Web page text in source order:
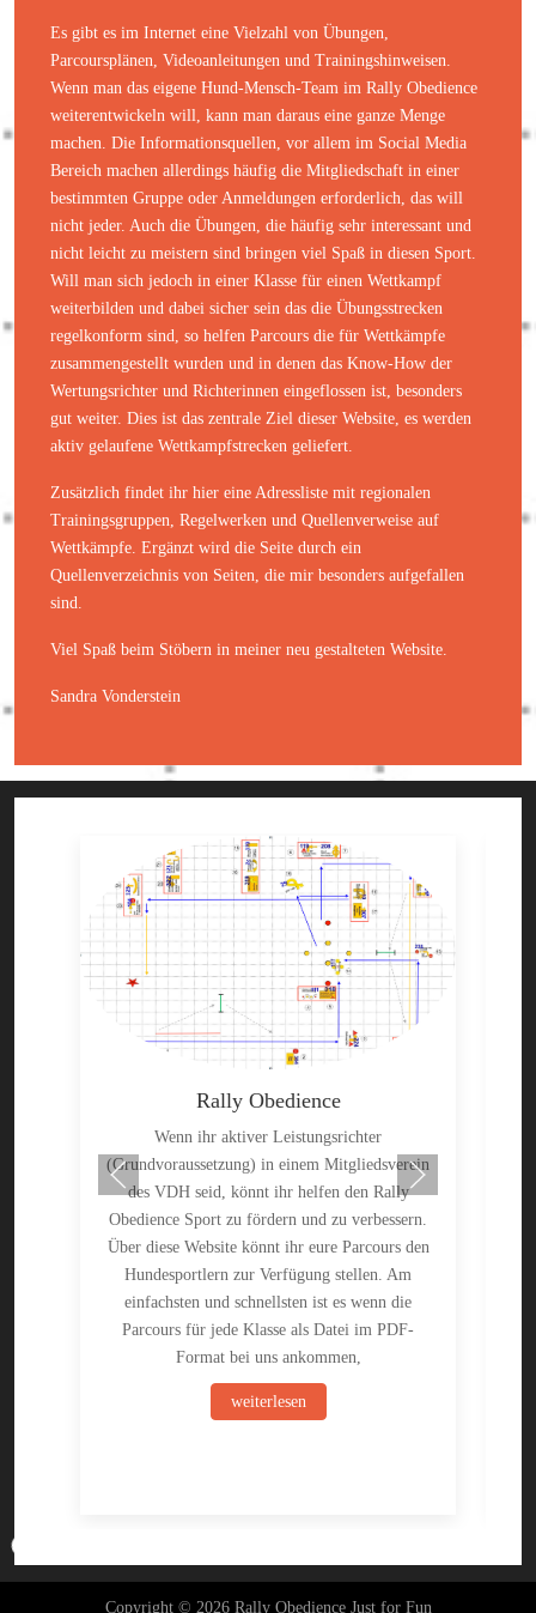
Es gibt es im Internet eine Vielzahl von Übungen,
Parcoursplänen, Videoanleitungen und Trainingshinweisen.
Wenn man das eigene Hund-Mensch-Team im Rally Obedience
weiterentwickeln will, kann man daraus eine ganze Menge
machen. Die Informationsquellen, vor allem im Social Media
Bereich machen allerdings häufig die Mitgliedschaft in einer
bestimmten Gruppe oder Anmeldungen erforderlich, das will
nicht jeder. Auch die Übungen, die häufig sehr interessant und
nicht leicht zu meistern sind bringen viel Spaß in diesen Sport.
Will man sich jedoch in einer Klasse für einen Wettkampf
weiterbilden und dabei sicher sein das die Übungsstrecken
regelkonform sind, so helfen Parcours die für Wettkämpfe
zusammengestellt wurden und in denen das Know-How der
Wertungsrichter und Richterinnen eingeflossen ist, besonders
gut weiter. Dies ist das zentrale Ziel dieser Website, es werden
aktiv gelaufene Wettkampfstrecken geliefert.
Zusätzlich findet ihr hier eine Adressliste mit regionalen
Trainingsgruppen, Regelwerken und Quellenverweise auf
Wettkämpfe. Ergänzt wird die Seite durch ein
Quellenverzeichnis von Seiten, die mir besonders aufgefallen
sind.
Viel Spaß beim Stöbern in meiner neu gestalteten Website.
Sandra Vonderstein
Rally Obedience
Wenn ihr aktiver Leistungsrichter
(Grundvoraussetzung) in einem Mitgliedsverein
des VDH seid, könnt ihr helfen den Rally
Obedience Sport zu fördern und zu verbessern.
Über diese Website könnt ihr eure Parcours den
Hundesportlern zur Verfügung stellen. Am
einfachsten und schnellsten ist es wenn die
Parcours für jede Klasse als Datei im PDF-
Format bei uns ankommen,
weiterlesen
Copyright © 2026 Rally Obedience Just for Fun